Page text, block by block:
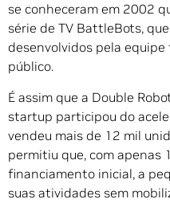
se conheceram em 2002
série de TV BattleBots,
desenvolvidos pela
público.
É assim que a Double
startup participou do
vendeu mais de 12 mil
permitiu que, com apenas
financiamento inicial, a
suas atividades sem